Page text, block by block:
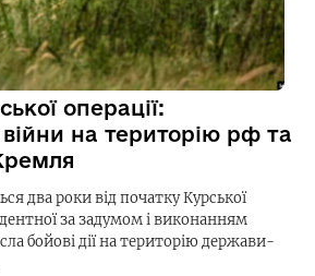
операції:
на територію рф та
два роки від початку Курської
за задумом і виконанням
бойові дії на територію держави-